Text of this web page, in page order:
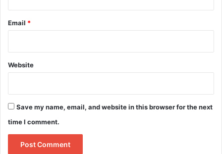
Email *
Website
Save my name, email, and website in this browser for the next
time I comment.